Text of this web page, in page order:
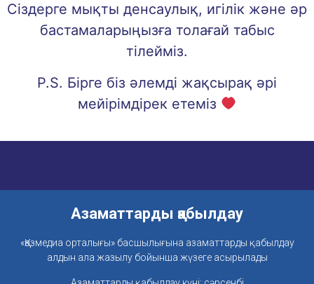
Сіздерге мықты денсаулық, игілік және әр
бастамаларыңызға толағай табыс
тілейміз.
P.S. Бірге біз әлемді жақсырақ әрі
мейірімдірек етеміз
Азаматтарды қабылдау
«Қазмедиа орталығы» басшылығына азаматтарды қабылдау
алдын ала жазылу бойынша жүзеге асырылады